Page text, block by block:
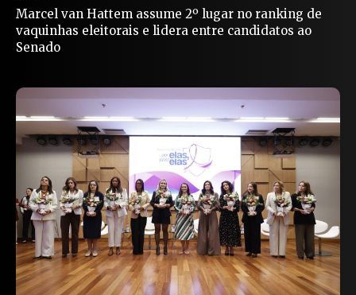
Marcel van Hattem assume 2º lugar no ranking de
vaquinhas eleitorais e lidera entre candidatos ao
Senado